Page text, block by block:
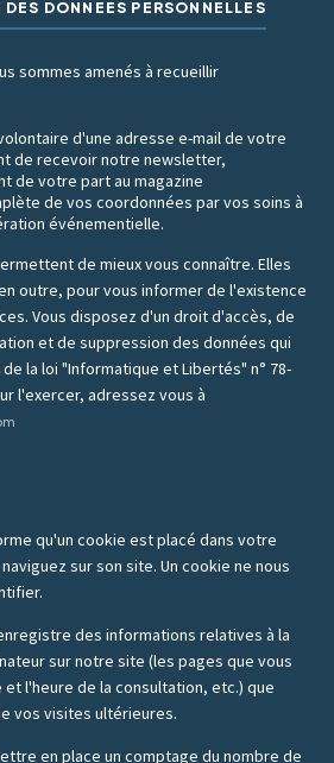
DONNÉES PERSONNELLES
sommes amenés à recueillir
d'une adresse e-mail de votre
de recevoir notre newsletter,
de votre part au magazine
de vos coordonnées par vos soins à
événementielle.
de mieux vous connaître. Elles
outre, pour vous informer de l'existence
Vous disposez d'un droit d'accès, de
et de suppression des données qui
la loi "Informatique et Libertés" n° 78-
l'exercer, adressez vous à
qu'un cookie est placé dans votre
sur son site. Un cookie ne nous
des informations relatives à la
sur notre site (les pages que vous
l'heure de la consultation, etc.) que
vos visites ultérieures.
en place un comptage du nombre de